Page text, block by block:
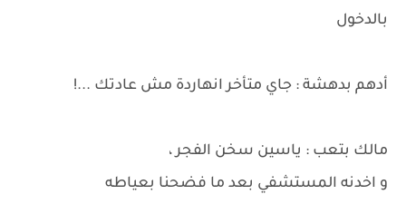
بالدخول
أدهم بدهشة : جاي متأخر انهاردة مش عادتك ...!
مالك بتعب : ياسين سخن الفجر ،
و اخدنه المستشفي بعد ما فضحنا بعياطه